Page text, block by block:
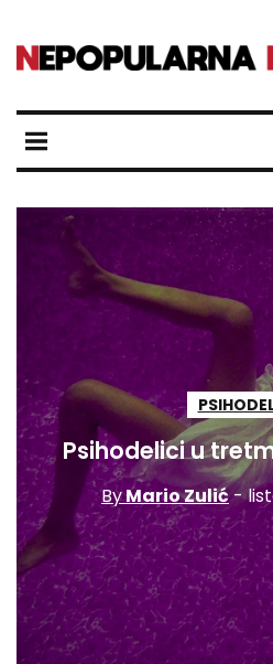
Psihodelici u
ByMario Zulić -